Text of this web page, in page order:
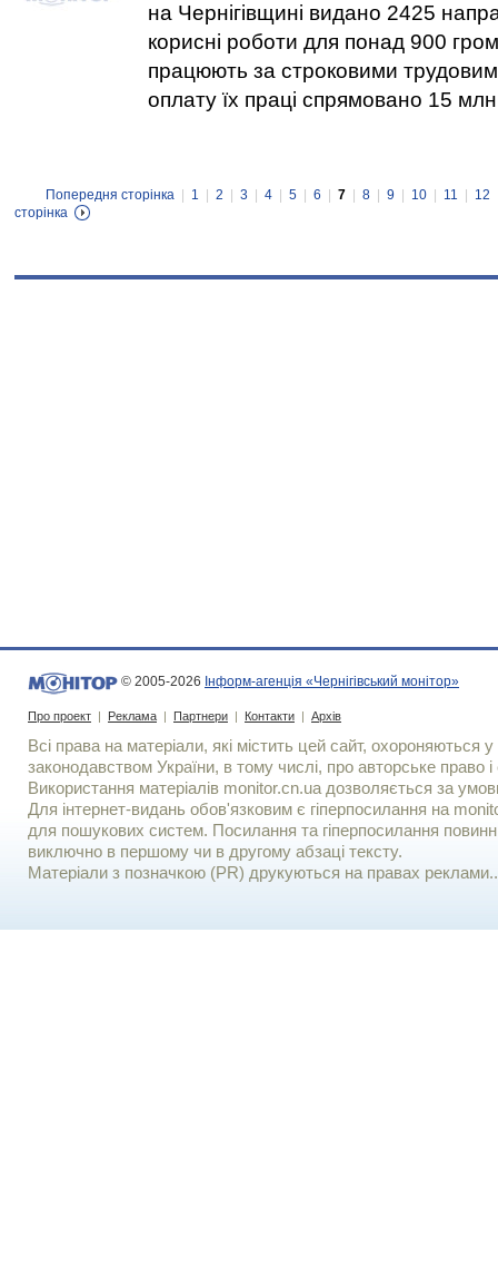
на Чернігівщині видано 2425
корисні роботи для понад 900
працюють за строковими
оплату їх праці спрямовано 15
Попередня сторінка 1 2 3 4 5 6 7 8 9 10 11 12
сторінка
© 2005-2026 Інформ-агенція «Чернігівський монітор»
Про проект | Реклама | Партнери | Контакти | Архів
Всі права на матеріали, які містить цей сайт, охороняються у
законодавством України, в тому числі, про авторське право і
Використання матерiалiв monitor.cn.ua дозволяється за
Для iнтернет-видань обов'язковим є гiперпосилання на
для пошукових систем. Посилання та гіперпосилання
виключно в першому чи в другому абзаці тексту.
Матеріали з позначкою (PR) друкуються на правах реклами..